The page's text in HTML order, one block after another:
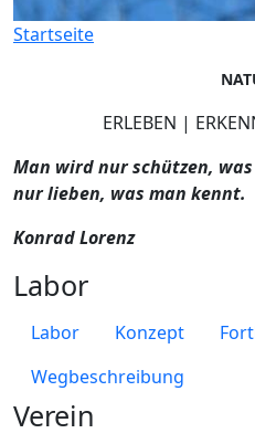
Startseite
ERLEBEN |
Man wird nur schützen,
nur lieben, was man kennt.
Konrad Lorenz
Labor
Labor Konzept
Wegbeschreibung
Verein